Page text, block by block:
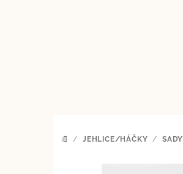
DOMŮ
/ JEHLICE/HÁČKY / SADY